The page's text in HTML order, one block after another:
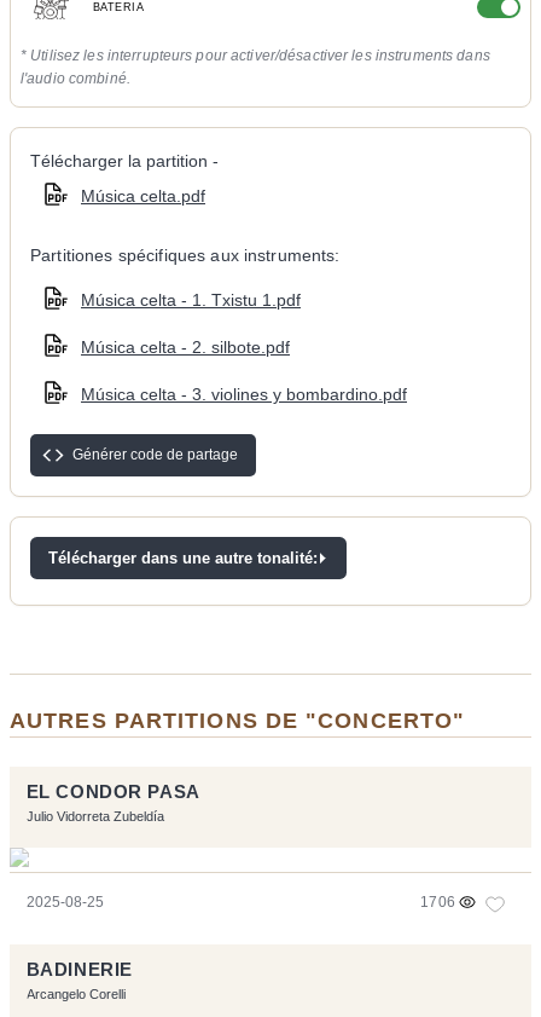
BATERIA
* Utilisez les interrupteurs pour activer/désactiver les instruments dans
l'audio combiné.
Télécharger la partition -
Música celta.pdf
Partitiones spécifiques aux instruments:
Música celta - 1. Txistu 1.pdf
Música celta - 2. silbote.pdf
Música celta - 3. violines y bombardino.pdf
Générer code de partage
Télécharger dans une autre tonalité:
AUTRES PARTITIONS DE "CONCERTO"
EL CONDOR PASA
Julio Vidorreta Zubeldía
2025-08-25 1706
BADINERIE
Arcangelo Corelli